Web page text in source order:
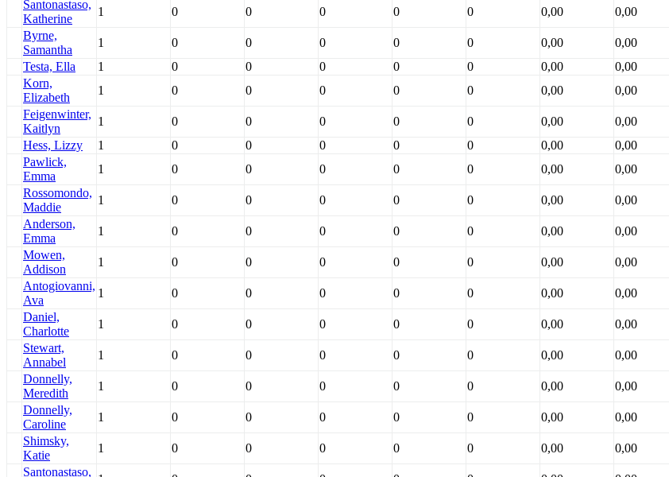
Santonastaso,
Katherine
1 0 0 0 0 0 0,00 0,00
Byrne,
Samantha
1 0 0 0 0 0 0,00 0,00
Testa, Ella
1 0 0 0 0 0 0,00 0,00
Korn,
Elizabeth
1 0 0 0 0 0 0,00 0,00
Feigenwinter,
Kaitlyn
1 0 0 0 0 0 0,00 0,00
Hess, Lizzy
1 0 0 0 0 0 0,00 0,00
Pawlick,
Emma
1 0 0 0 0 0 0,00 0,00
Rossomondo,
Maddie
1 0 0 0 0 0 0,00 0,00
Anderson,
Emma
1 0 0 0 0 0 0,00 0,00
Mowen,
Addison
1 0 0 0 0 0 0,00 0,00
Antogiovanni,
Ava
1 0 0 0 0 0 0,00 0,00
Daniel,
Charlotte
1 0 0 0 0 0 0,00 0,00
Stewart,
Annabel
1 0 0 0 0 0 0,00 0,00
Donnelly,
Meredith
1 0 0 0 0 0 0,00 0,00
Donnelly,
Caroline
1 0 0 0 0 0 0,00 0,00
Shimsky,
Katie
1 0 0 0 0 0 0,00 0,00
Santonastaso,